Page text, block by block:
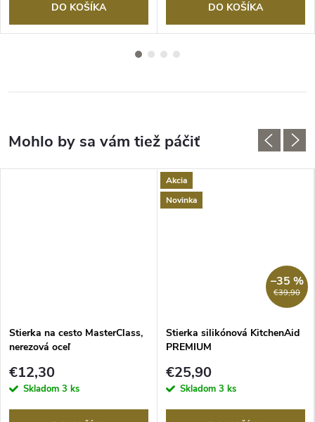
DO KOŠÍKA DO KOŠÍKA
Stierka na cesto MasterClass,
nerezová oceľ
€12,30
Skladom 3 ks
Akcia
Novinka
€39,90
–35 %
Stierka silikónová KitchenAid
PREMIUM
€25,90
Skladom 3 ks